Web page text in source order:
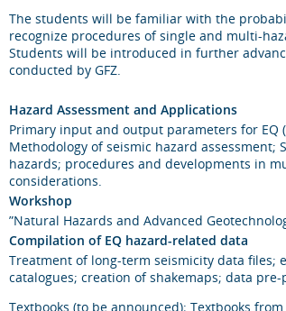
The students will be familiar with the
recognize procedures of single and multi-
Students will be introduced in further
conducted by GFZ.
Hazard Assessment and Applications
Primary input and output parameters for
Methodology of seismic hazard assessment;
hazards; procedures and developments in
considerations.
Workshop
”Natural Hazards and Advanced
Compilation of EQ hazard-related data
Treatment of long-term seismicity data files;
catalogues; creation of shakemaps; data
Textbooks (to be announced); Textbooks